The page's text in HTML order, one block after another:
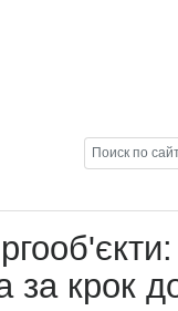
за крок